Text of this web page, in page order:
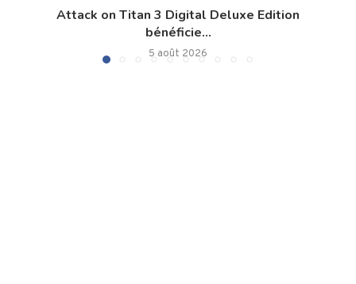
Attack on Titan 3 Digital Deluxe Edition
bénéficie...
5 août 2026